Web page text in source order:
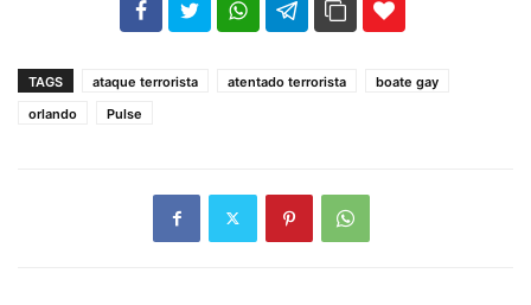
102 35
TAGS ataque terrorista atentado terrorista
boate gay
orlando
Pulse